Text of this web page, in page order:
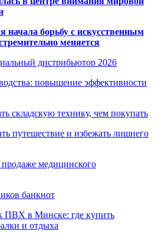
начала борьбу с искусственным
меняется
дистрибьютор 2026
повышение эффективности
складскую технику, чем покупать
путешествие и избежать лишнего
продаже медицинского
банкнот
ПВХ в Минске: где купить
и отдыха